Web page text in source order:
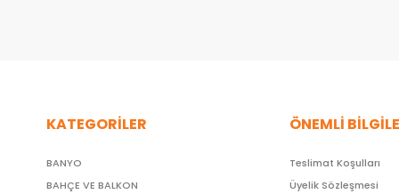
KATEGORİLER
BANYO
BAHÇE VE BALKON
ÖNEMLİ
Teslimat Koşulları
Üyelik Sözleşmesi